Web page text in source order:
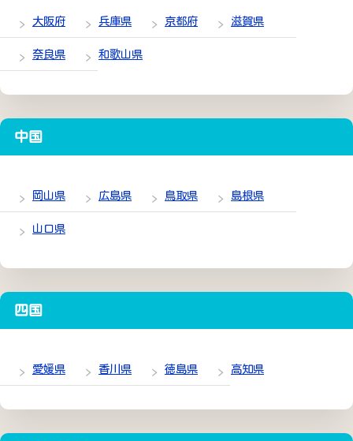
大阪府 兵庫県 京都府 滋賀県
奈良県 和歌山県
中国
岡山県 広島県 鳥取県 島根県
山口県
四国
愛媛県 香川県 徳島県 高知県